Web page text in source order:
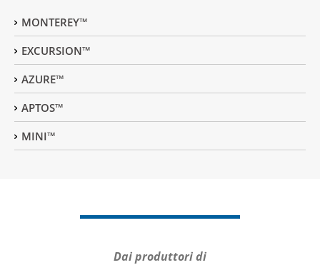
MONTEREY™
EXCURSION™
AZURE™
APTOS™
MINI™
Dai produttori di